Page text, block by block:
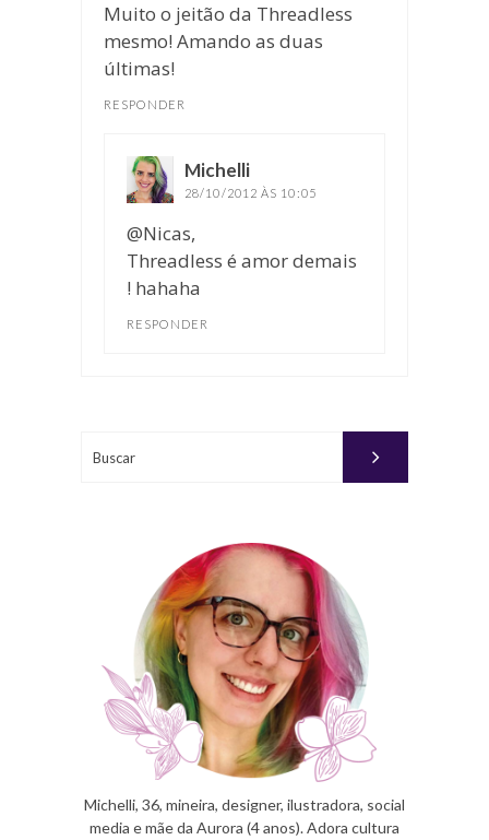
Muito o jeitão da Threadless
mesmo! Amando as duas
últimas!
RESPONDER
Michelli
28/10/2012 ÀS 10:05
@Nicas,
Threadless é amor demais
! hahaha
RESPONDER
Michelli, 36, mineira, designer, ilustradora, social
media e mãe da Aurora (4 anos). Adora cultura